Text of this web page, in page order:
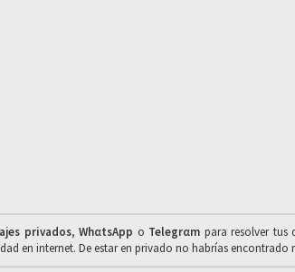
privados,WhαtsApp o Telegrαm para resolver tus
en internet. De estar en privado no habrías encontrado